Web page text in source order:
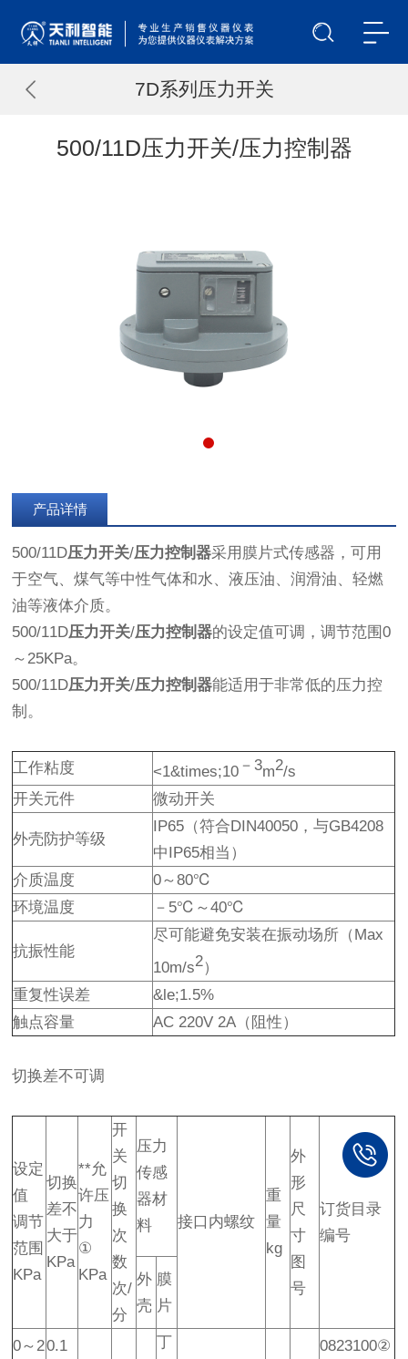
7D系列压力开关
500/11D压力开关/压力控制器
产品详情
500/11D压力开关/压力控制器采用膜片式传感器，可用
于空气、煤气等中性气体和水、液压油、润滑油、轻燃
油等液体介质。
500/11D压力开关/压力控制器的设定值可调，调节范围0
～25KPa。
500/11D压力开关/压力控制器能适用于非常低的压力控
制。
工作粘度 <1&times;10 －3m2/s
开关元件
微动开关
外壳防护等级
IP65（符合DIN40050，与GB4208
中IP65相当）
介质温度
0～80℃
环境温度
－5℃～40℃
抗振性能
尽可能避免安装在振动场所（Max
10m/s2）
重复性误差
&le;1.5%
触点容量
AC 220V 2A（阻性）
切换差不可调
设定
值
调节
范围
KPa
切换
差不
大于
KPa
**允
许压
力
①
KPa
开
关
切
换
次
数
次/
分
压力
传感
器材
料
接口内螺纹
重
量
kg
外
形
尺
寸
图
号
订货目录
编号
外
壳
膜
片
0～20.1
丁
0823100②